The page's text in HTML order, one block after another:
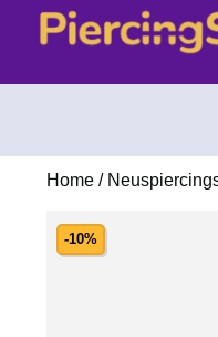
Home /
-10%